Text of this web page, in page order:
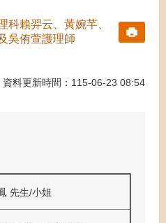
科賴羿云、黃婉芊、
吳侑萱護理師
資料更新時間：115-06-23 08:54
先生/小姐